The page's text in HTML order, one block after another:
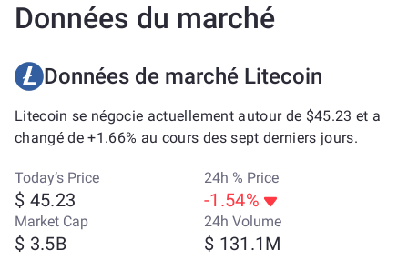
Données du marché
Données de marché Litecoin
Litecoin se négocie actuellement autour de $45.23 et a
changé de +1.66% au cours des sept derniers jours.
Today’s Price
$ 45.23
24h % Price
-1.54%
Market Cap
$ 3.5B
24h Volume
$ 131.1M